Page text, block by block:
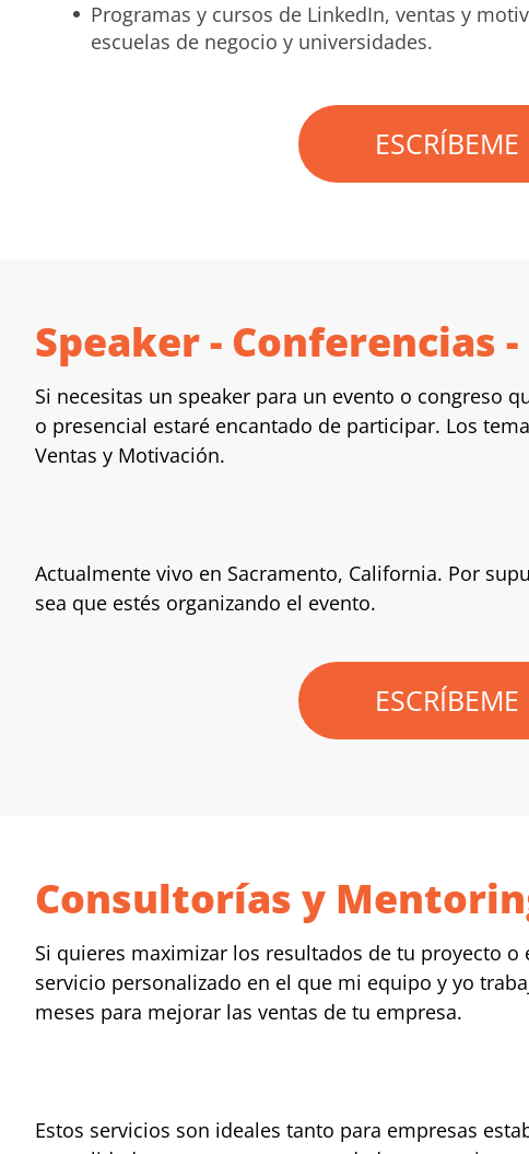
Programas y cursos de LinkedIn, ventas y
escuelas de negocio y universidades.
ESCRÍBEME
Speaker - Conferencias
Si necesitas un speaker para un evento o congreso
o presencial estaré encantado de participar. Los
Ventas y Motivación.
Actualmente vivo en Sacramento, California. Por
sea que estés organizando el evento.
ESCRÍBEME
Consultorías y
Si quieres maximizar los resultados de tu proyecto
servicio personalizado en el que mi equipo y yo
meses para mejorar las ventas de tu empresa.
Estos servicios son ideales tanto para empresas